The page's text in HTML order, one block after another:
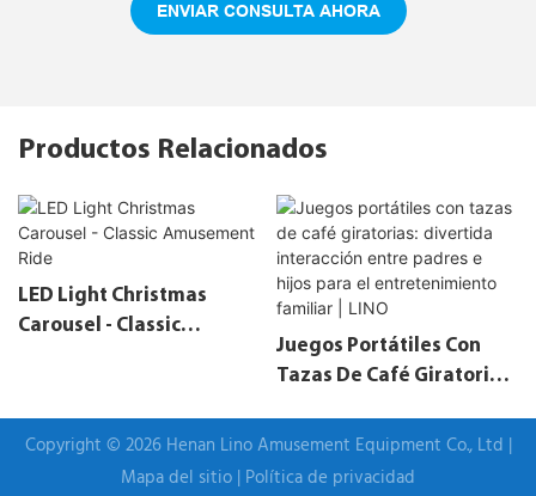
ENVIAR CONSULTA AHORA
Productos Relacionados
LED Light Christmas
Carousel - Classic
Juegos Portátiles Con
Tazas De Café Giratorias:
Entre Padres E Hijos Para
El Entretenimiento
Copyright © 2026 Henan Lino Amusement Equipment Co., Ltd |
Mapa del sitio | Política de privacidad